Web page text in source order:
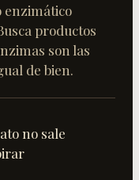
enzimático
productos
son las
de bien.
no sale